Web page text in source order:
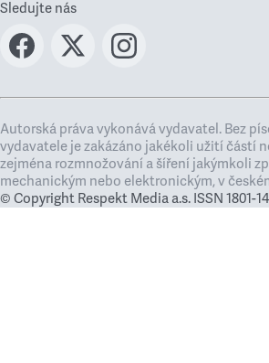
Sledujte nás
Autorská práva vykonává vydavatel. Bez
vydavatele je zakázáno jakékoli užití částí
zejména rozmnožování a šíření jakýmkoli
mechanickým nebo elektronickým, v
© Copyright Respekt Media a.s. ISSN 1801-